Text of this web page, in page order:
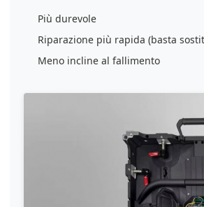
Più durevole
Riparazione più rapida (basta
Meno incline al fallimento